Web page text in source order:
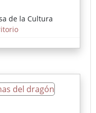
de gobierno, una
y con una
teatral
dilemas morales
en el
de la Cultura